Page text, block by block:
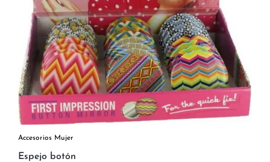
Accesorios Mujer
Espejo botón